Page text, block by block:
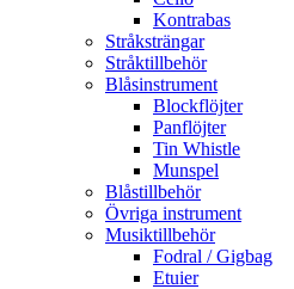
Kontrabas
Stråksträngar
Stråktillbehör
Blåsinstrument
Blockflöjter
Panflöjter
Tin Whistle
Munspel
Blåstillbehör
Övriga instrument
Musiktillbehör
Fodral / Gigbag
Etuier